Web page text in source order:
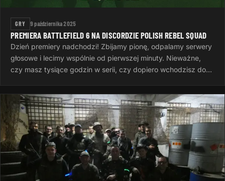
GRY 9 października 2025
PREMIERA BATTLEFIELD 6 NA DISCORDZIE POLISH REBEL SQUAD
Dzień premiery nadchodzi! Zbijamy pionę, odpalamy serwery
głosowe i lecimy wspólnie od pierwszej minuty. Nieważne,
czy masz tysiące godzin w serii, czy dopiero wchodzisz do